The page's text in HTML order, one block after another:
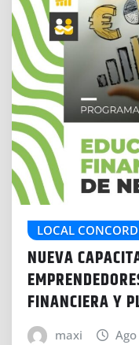
LOCAL
NUEVA
FINANCIERA Y
maxi